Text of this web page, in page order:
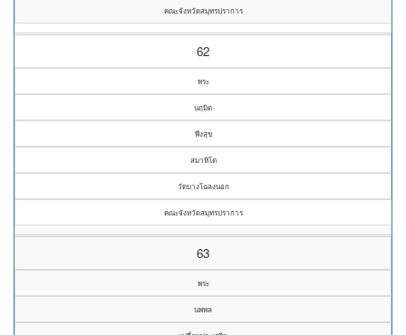
คณะจังหวัดสมุทรปราการ
62
พระ
นฤมิต
พึ่งสุข
สมาหิโต
วัดบางโฉลงนอก
คณะจังหวัดสมุทรปราการ
63
พระ
นพพล